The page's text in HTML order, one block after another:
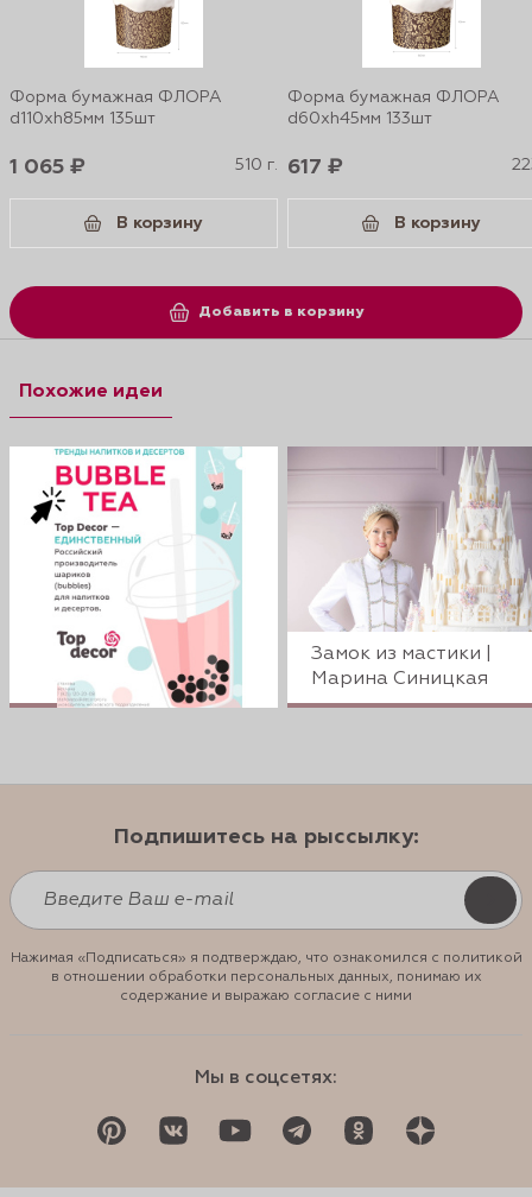
Форма бумажная ФЛОРА
d110xh85мм 135шт
1 065 ₽ 510 г.
В корзину
Форма бумажная ФЛОРА
d60xh45мм 133шт
617 ₽
В корзину
Добавить в корзину
Похожие идеи
Замок из мастики |
Марина Синицкая
Подпишитесь на рыссылку:
Нажимая «Подписаться» я подтверждаю, что ознакомился с политикой
в отношении обработки персональных данных, понимаю их
содержание и выражаю согласие с ними
Мы в соцсетях: